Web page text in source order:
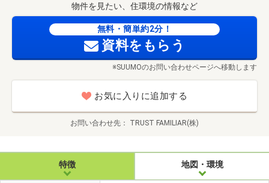
物件を見たい、住環境の情報など
無料・簡単約2分！
資料をもらう
※SUUMOのお問い合わせページへ移動します
お気に入りに追加する
お問い合わせ先 TRUST FAMILIAR(株)
特徴 地図・環境